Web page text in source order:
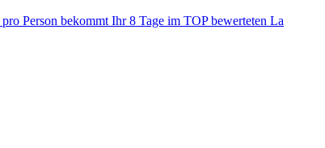
Person bekommt Ihr 8 Tage im TOP bewerteten La